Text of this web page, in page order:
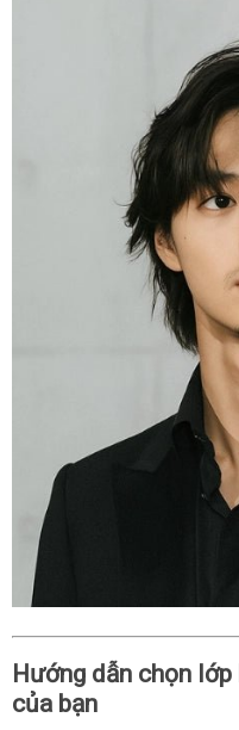
Hướng dẫn chọn
của bạn